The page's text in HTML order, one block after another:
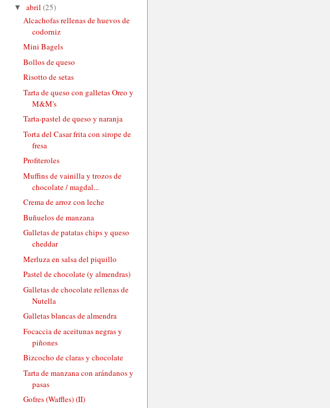
▼ abril (25)
Alcachofas rellenas de huevos de
codorniz
Mini Bagels
Bollos de queso
Risotto de setas
Tarta de queso con galletas Oreo y
M&M's
Tarta-pastel de queso y naranja
Torta del Casar frita con sirope de
fresa
Profiteroles
Muffins de vainilla y trozos de
chocolate / magdal...
Crema de arroz con leche
Buñuelos de manzana
Galletas de patatas chips y queso
cheddar
Merluza en salsa del piquillo
Pastel de chocolate (y almendras)
Galletas de chocolate rellenas de
Nutella
Galletas blancas de almendra
Focaccia de aceitunas negras y
piñones
Bizcocho de claras y chocolate
Tarta de manzana con arándanos y
pasas
Gofres (Waffles) (II)